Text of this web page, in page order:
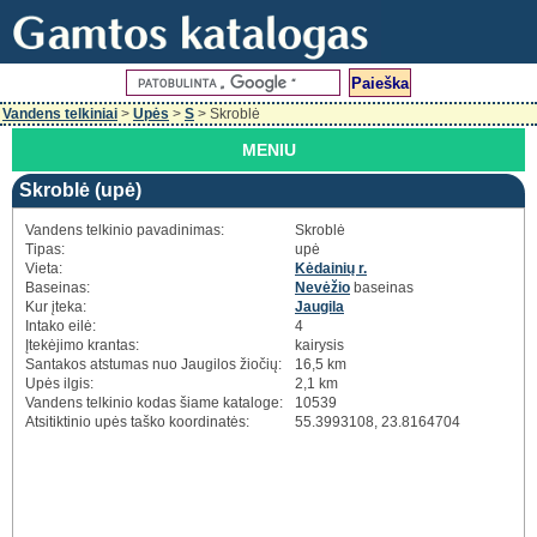
Vandens telkiniai > Upės > S > Skroblė
MENIU
Skroblė (upė)
Vandens telkinio pavadinimas:
Skroblė
Tipas:
upė
Vieta:
Kėdainių r.
Baseinas:
Nevėžio baseinas
Kur įteka:
Jaugila
Intako eilė:
4
Įtekėjimo krantas:
kairysis
Santakos atstumas nuo Jaugilos žiočių:
16,5 km
Upės ilgis:
2,1 km
Vandens telkinio kodas šiame kataloge:
10539
Atsitiktinio upės taško koordinatės:
55.3993108, 23.8164704